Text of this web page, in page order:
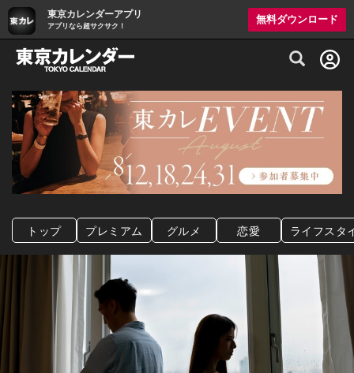
東京カレンダーアプリ
アプリなら超サクサク！
無料ダウンロード
グルメ情報・プレミアムレストラン予約
トップ プレミアム グルメ 恋愛 ライフスタ